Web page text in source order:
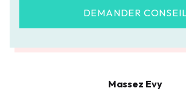
DEMANDER
Massez Evy